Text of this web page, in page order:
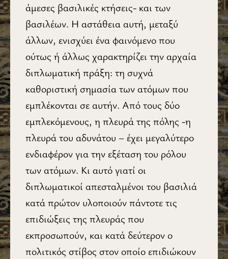
άμεσες βασιλικές κτήσεις- και των
βασιλέων. Η αστάθεια αυτή, μεταξύ
άλλων, ενισχύει ένα φαινόμενο που
ούτως ή άλλως χαρακτηρίζει την αρχαία
διπλωματική πράξη: τη συχνά
καθοριστική σημασία των ατόμων που
εμπλέκονται σε αυτήν. Από τους δύο
εμπλεκόμενους, η πλευρά της πόλης -η
πλευρά του αδυνάτου – έχει μεγαλύτερο
ενδιαφέρον για την εξέταση του ρόλου
των ατόμων. Κι αυτό γιατί οι
διπλωματικοί απεσταλμένοι του βασιλιά
κατά πρώτον υλοποιούν πάντοτε τις
επιδιώξεις της πλευράς που
εκπροσωπούν, και κατά δεύτερον ο
πολιτικός στίβος στον οποίο επιδιώκουν